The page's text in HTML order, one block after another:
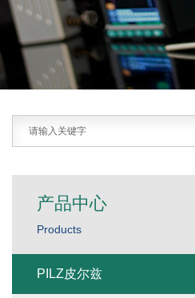
产品中心
Products
PILZ皮尔兹